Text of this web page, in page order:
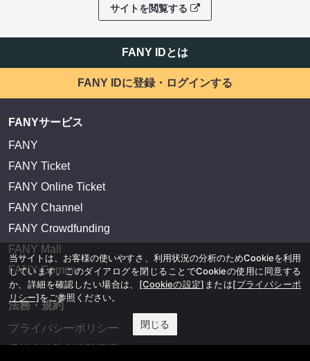
サイトを閲覧する
FANY IDとは
FANY IDに登録・ログインする
FANYサービス
FANY
FANY Ticket
FANY Online Ticket
FANY Channel
FANY Crowdfunding
FANY Mall
FANY Commu
法務・規約
プライバシーポリシー
反社会的勢力排除宣言
当サイトは、お客様の使いやすさ、利用状況の分析のためCookieを利用
しています。このダイアログを閉じることでCookieの使用に同意する
か、詳細を確認したい場合は、 [Cookieの設定] または[プライバシーポ
リシー]をご参照ください。
閉じる